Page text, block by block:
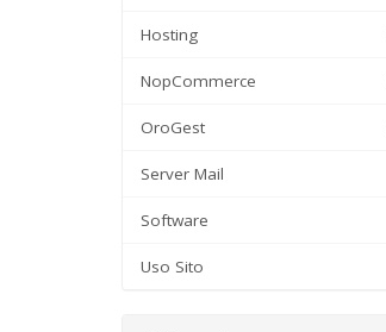
Hosting
NopCommerce
OroGest
Server Mail
Software
Uso Sito